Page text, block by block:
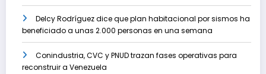
Delcy Rodríguez dice que plan habitacional por sismos ha
beneficiado a unas 2.000 personas en una semana
Conindustria, CVC y PNUD trazan fases operativas para
reconstruir a Venezuela